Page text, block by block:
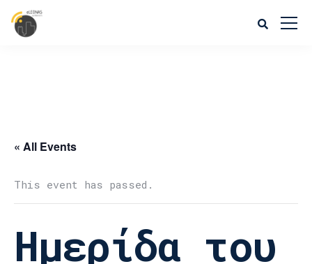
« All Events
This event has passed.
Ημερίδα του